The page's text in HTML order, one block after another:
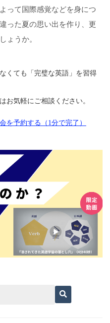
って国際感覚などを身につ
った夏の思い出を作り、更
ょうか。
くても「完璧な英語」を習得
お気軽にご相談ください。
を予約する（1分で完了）